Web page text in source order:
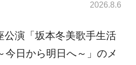
2026.8.6
公演「坂本冬美歌手生活
今日から明日へ～」のメ